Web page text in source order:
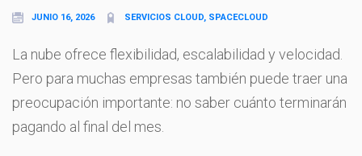
JUNIO 16, 2026 SERVICIOS CLOUD, SPACECLOUD
La nube ofrece flexibilidad, escalabilidad y velocidad.
Pero para muchas empresas también puede traer una
preocupación importante: no saber cuánto terminarán
pagando al final del mes.